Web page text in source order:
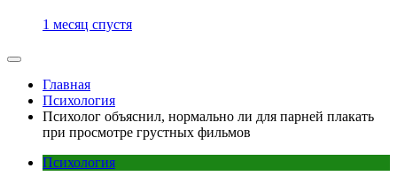
1 месяц спустя
Главная
Психология
Психолог объяснил, нормально ли для парней плакать
при просмотре грустных фильмов
Психология